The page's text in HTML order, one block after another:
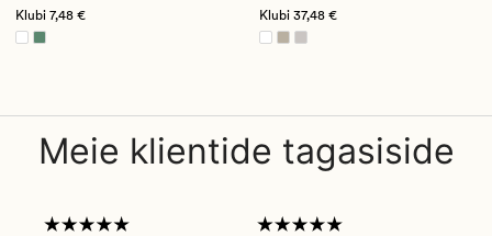
Klubi 7,48 € Klubi 37,48 €
Meie klientide tagasiside